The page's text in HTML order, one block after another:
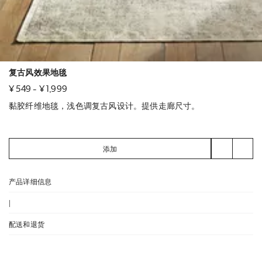
复古风效果地毯
¥ 549 - ¥ 1,999
黏胶纤维地毯，浅色调复古风设计。提供走廊尺寸。
添加
产品详细信息
配送和退货